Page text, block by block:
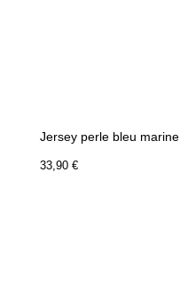
Jersey perle bleu marine
33,90 €